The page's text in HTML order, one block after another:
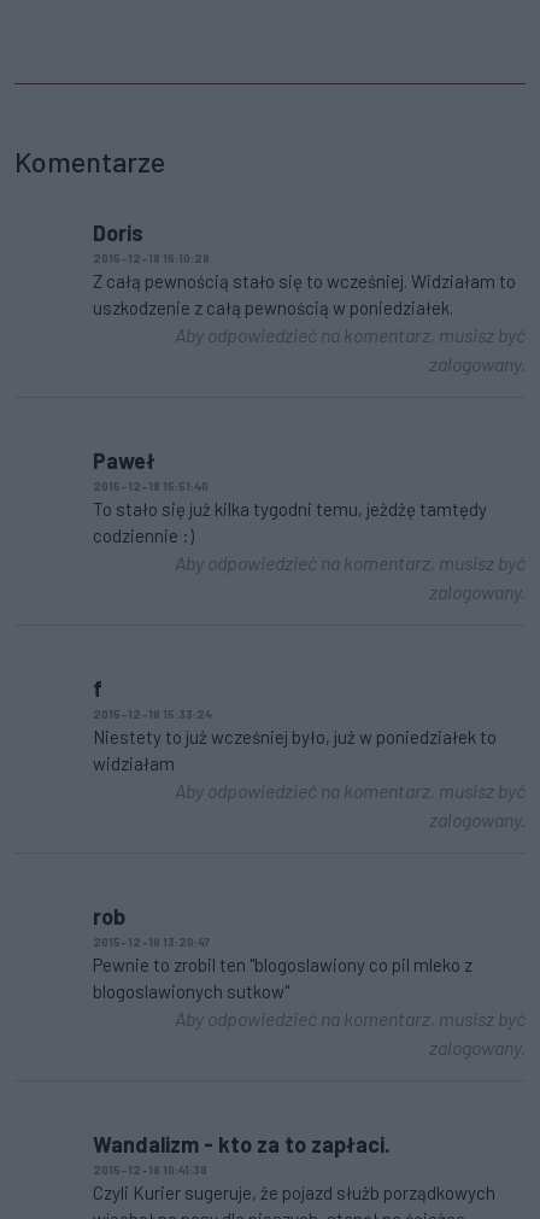
Komentarze
Doris
2015-12-18 16:10:28
Z całą pewnością stało się to wcześniej. Widziałam to
uszkodzenie z całą pewnością w poniedziałek.
Aby odpowiedzieć na komentarz, musisz być
zalogowany.
Paweł
2015-12-18 15:51:40
To stało się już kilka tygodni temu, jeżdżę tamtędy
codziennie :)
Aby odpowiedzieć na komentarz, musisz być
zalogowany.
f
2015-12-18 15:33:24
Niestety to już wcześniej było, już w poniedziałek to
widziałam
Aby odpowiedzieć na komentarz, musisz być
zalogowany.
rob
2015-12-18 13:20:47
Pewnie to zrobil ten "blogoslawiony co pil mleko z
blogoslawionych sutkow"
Aby odpowiedzieć na komentarz, musisz być
zalogowany.
Wandalizm - kto za to zapłaci.
2015-12-18 10:41:38
Czyli Kurier sugeruje, że pojazd służb porządkowych